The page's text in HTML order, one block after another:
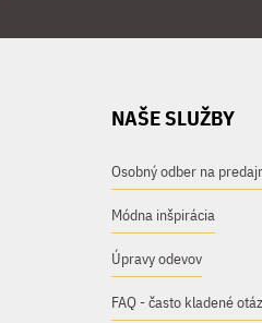
NAŠE SLUŽBY
Osobný odber na
Módna inšpirácia
Úpravy odevov
FAQ - často kladené